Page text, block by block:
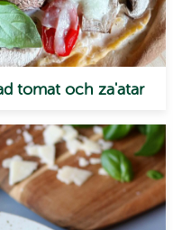
tomat och za'atar